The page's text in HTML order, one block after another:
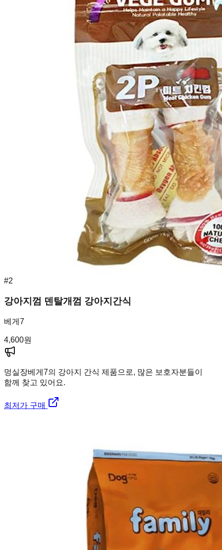
#2
강아지껌 덴탈개껌 강아지간식
베게7
4,600원
멍실장베게7의 강아지 간식 제품으로, 많은 보호자분들이
함께 찾고 있어요.
최저가 구매